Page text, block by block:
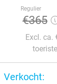
Regulier
€365
Excl. ca.
Verkocht: